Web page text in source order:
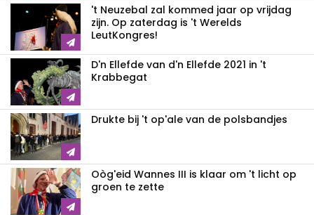
't Neuzebal zal kommed jaar op vrijdag
zijn. Op zaterdag is 't Werelds
LeutKongres!
D'n Ellefde van d'n Ellefde 2021 in 't
Krabbegat
Drukte bij 't op'ale van de polsbandjes
Oòg'eid Wannes III is klaar om 't licht op
groen te zette